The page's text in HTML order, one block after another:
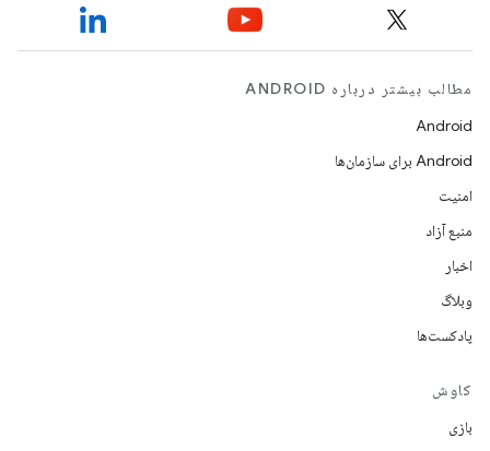
مطالب بیشتر درباره ANDROID
Android
Android برای سازمان‌ها
امنیت
منبع آزاد
اخبار
وبلاگ
پادکست‌ها
کاوش
بازی